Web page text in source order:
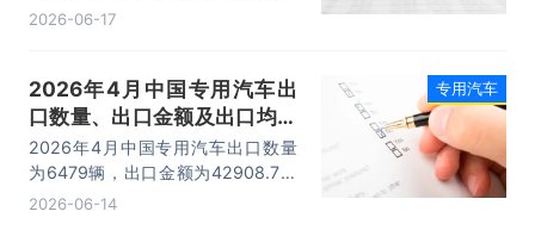
进口均价为11万美元/辆。
2026-06-17
2026年4月中国专用汽车出
口数量、出口金额及出口均价
统计分析
2026年4月中国专用汽车出口数量
为6479辆，出口金额为42908.7万
美元，出口均价为6.6万美元/辆。
2026-06-14
专用汽车